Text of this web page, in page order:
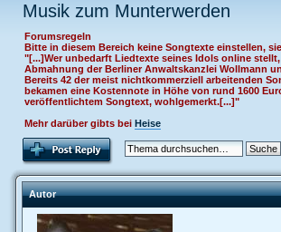
Musik zum Munterwerden
Forumsregeln
Bitte in diesem Bereich keine Songtexte einstellen,
"[...]Wer unbedarft Liedtexte seines Idols online
Abmahnung der Berliner Anwaltskanzlei Wollmann
Bereits 42 der meist nichtkommerziell arbeitenden
bekamen eine Kostennote in Höhe von rund 1600
veröffentlichtem Songtext, wohlgemerkt.[...]"
Mehr darüber gibts bei Heise
Autor